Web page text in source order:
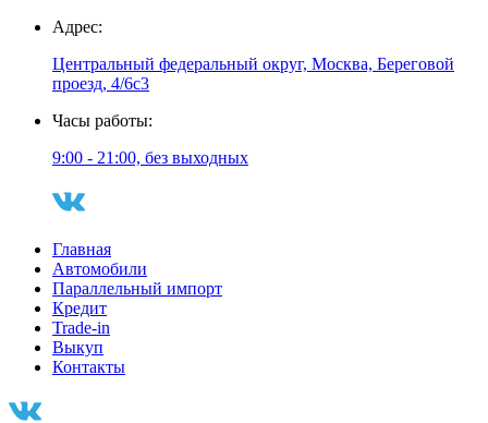
Адрес:
Центральный федеральный округ, Москва, Береговой
проезд, 4/6с3
Часы работы:
9:00 - 21:00, без выходных
Главная
Автомобили
Параллельный импорт
Кредит
Trade-in
Выкуп
Контакты